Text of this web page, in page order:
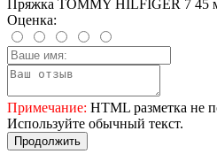
Пряжка TOMMY HILFIGER 7 45
Оценка:
Примечание: HTML разметка не
Используйте обычный текст.
Продолжить